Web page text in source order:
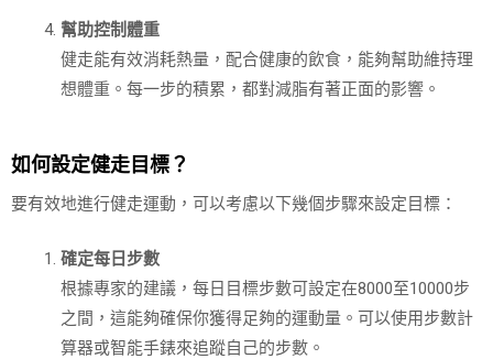
幫助控制體重
健走能有效消耗熱量，配合健康的飲食，能夠幫助維持理
想體重。每一步的積累，都對減脂有著正面的影響。
如何設定健走目標？
要有效地進行健走運動，可以考慮以下幾個步驟來設定目標：
確定每日步數
根據專家的建議，每日目標步數可設定在8000至10000步
之間，這能夠確保你獲得足夠的運動量。可以使用步數計
算器或智能手錶來追蹤自己的步數。